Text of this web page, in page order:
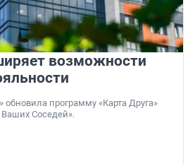
возможности
обновила программу «Карта Друга»
Ваших Соседей».